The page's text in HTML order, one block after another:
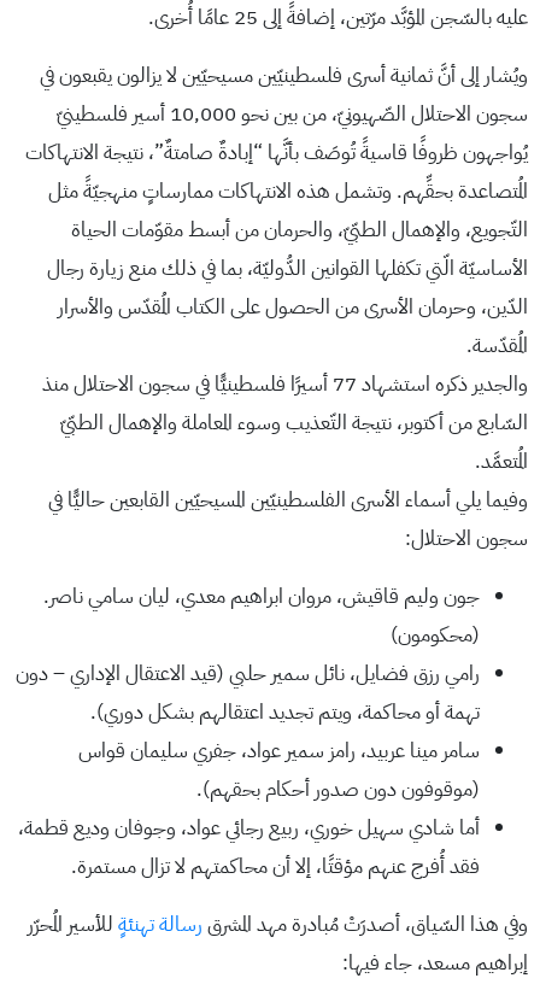
عليه بالسّجن المؤبَّد مرّتين، إضافةً إلى 25 عامًا أُخرى.
ويُشار إلى أنَّ ثمانية أسرى فلسطينيّين مسيحيّين لا يزالون يقبعون في
سجون الاحتلال الصّهيونيّ، من بين نحو 10,000 أسير فلسطينيّ
يُواجهون ظروفًا قاسيةً تُوصَف بأنَّها “إبادةٌ صامتةٌ”، نتيجة الانتهاكات
المُتصاعدة بحقِّهم. وتشمل هذه الانتهاكات ممارساتٍ منهجيّةً مثل
التّجويع، والإهمال الطبّيّ، والحرمان من أبسط مقوّمات الحياة
الأساسيّة الّتي تكفلها القوانين الدُّوليّة، بما في ذلك منع زيارة رجال
الدّين، وحرمان الأسرى من الحصول على الكتاب المُقدّس والأسرار
المُقدّسة.
والجدير ذكره استشهاد 77 أسيرًا فلسطينيًّا في سجون الاحتلال منذ
السّابع من أكتوبر، نتيجة التّعذيب وسوء المعاملة والإهمال الطبّيّ
المُتعمَّد.
وفيما يلي أسماء الأسرى الفلسطينيّين المسيحيّين القابعين حاليًّا في
سجون الاحتلال:
جون وليم قاقيش، مروان ابراهيم معدي، ليان سامي ناصر.
(محكومون)
رامي رزق فضايل، نائل سمير حلبي (قيد الاعتقال الإداري – دون
تهمة أو محاكمة، ويتم تجديد اعتقالهم بشكل دوري).
سامر مينا عربيد، رامز سمير عواد، جفري سليمان قواس
(موقوفون دون صدور أحكام بحقهم).
أما شادي سهيل خوري، ربيع رجائي عواد، وجوفان وديع قطمة،
فقد أُفرج عنهم مؤقتًا، إلا أن محاكمتهم لا تزال مستمرة.
وفي هذا السّياق، أصدرَتْ مُبادرة مهد المشرق رسالة تهنئةٍ للأسير المُحرّر
إبراهيم مسعد، جاء فيها: